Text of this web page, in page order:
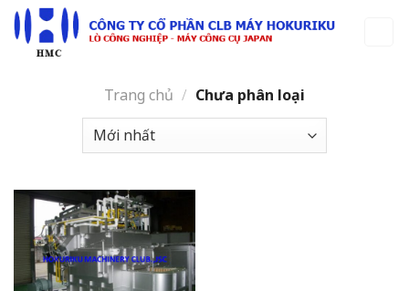
Skip
content
Trang chủ / Chưa phân loại